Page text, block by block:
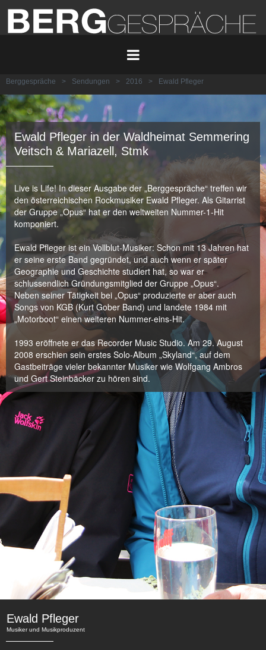
Berggespräche > Sendungen > 2016 > Ewald Pfleger
Ewald Pfleger in der Waldheimat Semmering
Veitsch & Mariazell, Stmk
Live is Life! In dieser Ausgabe der „Berggespräche“ treffen wir
den österreichischen Rockmusiker Ewald Pfleger. Als Gitarrist
der Gruppe „Opus“ hat er den weltweiten Nummer-1-Hit
komponiert.
Ewald Pfleger ist ein Vollblut-Musiker: Schon mit 13 Jahren hat
er seine erste Band gegründet, und auch wenn er später
Geographie und Geschichte studiert hat, so war er
schlussendlich Gründungsmitglied der Gruppe „Opus“.
Neben seiner Tätigkeit bei „Opus“ produzierte er aber auch
Songs von KGB (Kurt Gober Band) und landete 1984 mit
„Motorboot“ einen weiteren Nummer-eins-Hit.
1993 eröffnete er das Recorder Music Studio. Am 29. August
2008 erschien sein erstes Solo-Album „Skyland“, auf dem
Gastbeiträge vieler bekannter Musiker wie Wolfgang Ambros
und Gert Steinbäcker zu hören sind.
Ewald Pfleger
Musiker und Musikproduzent